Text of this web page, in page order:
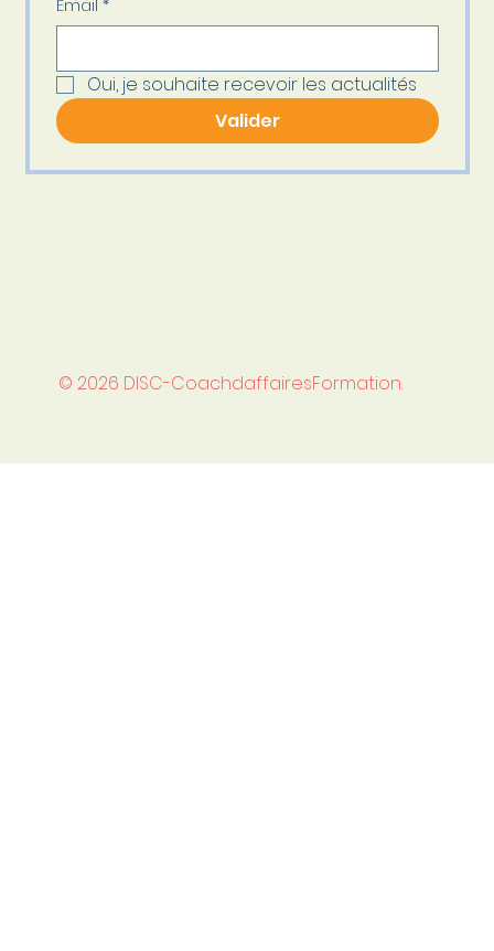
© 2026 DISC-CoachdaffairesFormation.
Email *
Oui, je souhaite recevoir les actualités
Valider